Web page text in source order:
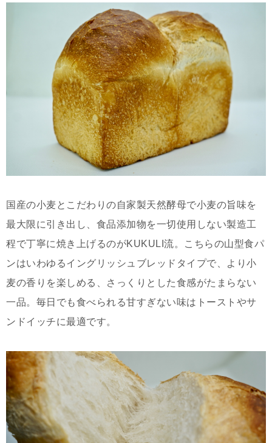
国産の小麦とこだわりの自家製天然酵母で小麦の旨味を
最大限に引き出し、食品添加物を一切使用しない製造工
程で丁寧に焼き上げるのがKUKULI流。こちらの山型食パ
ンはいわゆるイングリッシュブレッドタイプで、より小
麦の香りを楽しめる、さっくりとした食感がたまらない
一品。毎日でも食べられる甘すぎない味はトーストやサ
ンドイッチに最適です。